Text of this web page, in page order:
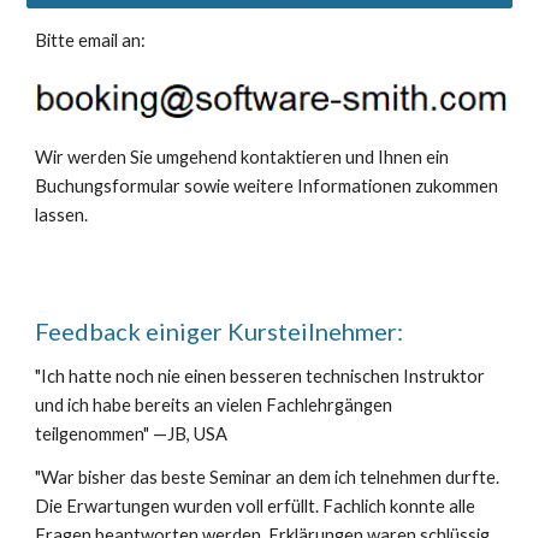
Bitte email an:
Wir werden Sie umgehend kontaktieren und Ihnen ein
Buchungsformular sowie weitere Informationen zukommen
lassen.
Feedback einiger Kursteilnehmer:
"Ich hatte noch nie einen besseren technischen Instruktor
und ich habe bereits an vielen Fachlehrgängen
teilgenommen" —JB, USA
"War bisher das beste Seminar an dem ich telnehmen durfte.
Die Erwartungen wurden voll erfüllt. Fachlich konnte alle